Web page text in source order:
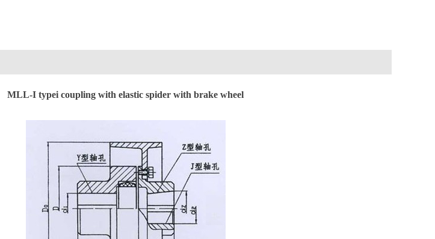
MLL-I typei coupling with elastic spider with brake wheel